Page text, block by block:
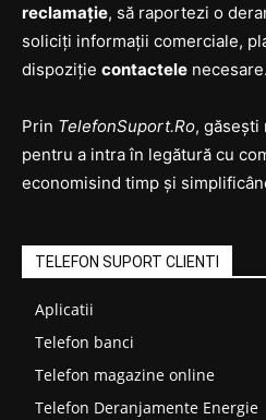
reclamație, să raportezi o
soliciți informații comerciale,
dispoziție contactele necesare.
Prin TelefonSuport.Ro, găsești
pentru a intra în legătură cu
economisind timp și
TELEFON SUPORT CLIENTI
Aplicatii
Telefon banci
Telefon magazine online
Telefon Deranjamente Energie